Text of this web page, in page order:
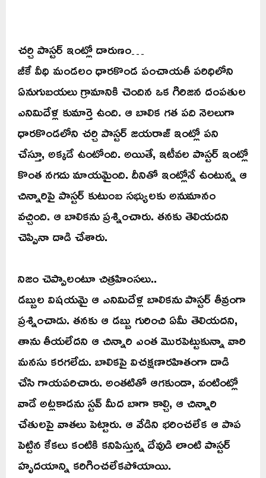
చర్చి పాస్టర్ ఇంట్లో దారుణం…
జీకే వీధి మండలం ధారకొండ పంచాయతీ పరిధిలోని
ఏనుగుబయలు గ్రామానికి చెందిన ఒక గిరిజన దంపతుల
ఎనిమిదేళ్ల కుమార్తె ఉంది. ఆ బాలిక గత పది నెలలుగా
ధారకొండలోని చర్చి పాస్టర్ జయరాజ్ ఇంట్లో పని
చేస్తూ, అక్కడే ఉంటోంది. అయితే, ఇటీవల పాస్టర్ ఇంట్లో
కొంత నగదు మాయమైంది. దీనితో ఇంట్లోనే ఉంటున్న ఆ
చిన్నారిపై పాస్టర్ కుటుంబ సభ్యులకు అనుమానం
వచ్చింది. ఆ బాలికను ప్రశ్నించారు. తనకు తెలియదని
చెప్పినా దాడి చేశారు.
నిజం చెప్పాలంటూ చిత్రహింసలు..
డబ్బుల విషయమై ఆ ఎనిమిదేళ్ల బాలికను పాస్టర్ తీవ్రంగా
ప్రశ్నించాడు. తనకు ఆ డబ్బు గురించి ఏమీ తెలియదని,
తాను తీయలేదని ఆ చిన్నారి ఎంత మొరపెట్టుకున్నా వారి
మనసు కరగలేదు. బాలికపై విచక్షణారహితంగా దాడి
చేసి గాయపరిచారు. అంతటితో ఆగకుండా, వంటింట్లో
వాడే అట్లకాడను స్టవ్ మీద బాగా కాల్చి, ఆ చిన్నారి
చేతులపై వాతలు పెట్టారు. ఆ వేడిని భరించలేక ఆ పాప
పెట్టిన కేకలు కంటికి కనిపిస్తున్న దేవుడి లాంటి పాస్టర్
హృదయాన్ని కరిగించలేకపోయాయి.